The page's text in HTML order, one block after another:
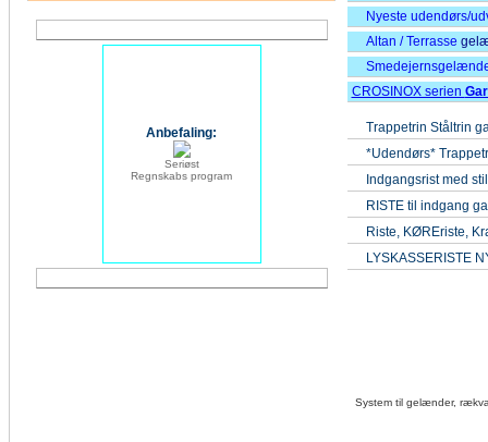
Anbefaling:
Seriøst
Regnskabs program
Nyeste udendørs/
Altan / Terrasse
CROSINOX serien
Trappetrin Ståltrin
*Udendørs*
Indgangsrist med
RISTE til indgang
Riste, KØREriste,
LYSKASSERISTE
System til gelænder,